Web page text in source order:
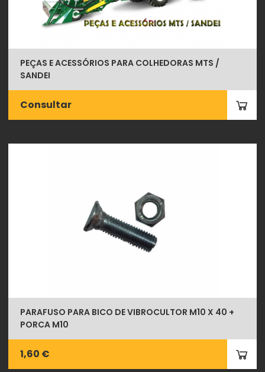
PEÇAS E ACESSÓRIOS PARA COLHEDORAS MTS /
SANDEI
Consultar
PARAFUSO PARA BICO DE VIBROCULTOR M10 X 40 +
PORCA M10
1,60 €